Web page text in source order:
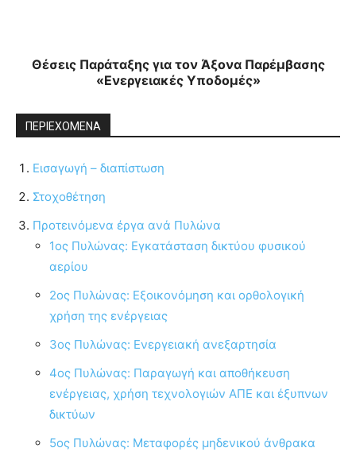
Θέσεις Παράταξης για τον Άξονα Παρέμβασης
«Ενεργειακές Υποδομές»
ΠΕΡΙΕΧΟΜΕΝΑ
Εισαγωγή – διαπίστωση
Στοχοθέτηση
Προτεινόμενα έργα ανά Πυλώνα
1ος Πυλώνας: Εγκατάσταση δικτύου φυσικού
αερίου
2ος Πυλώνας: Εξοικονόμηση και ορθολογική
χρήση της ενέργειας
3ος Πυλώνας: Ενεργειακή ανεξαρτησία
4ος Πυλώνας: Παραγωγή και αποθήκευση
ενέργειας, χρήση τεχνολογιών ΑΠΕ και έξυπνων
δικτύων
5ος Πυλώνας: Μεταφορές μηδενικού άνθρακα